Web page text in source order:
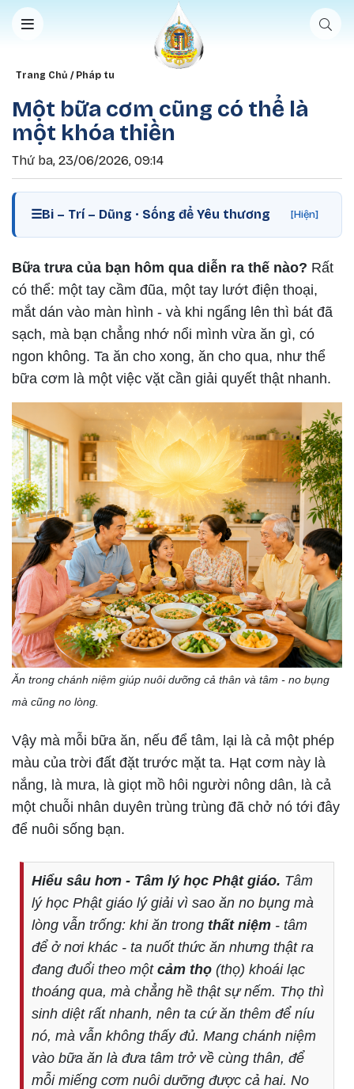
Nhảy đến nội dung
Breadcrumb
Trang Chủ Pháp tu
Một bữa cơm cũng có thể là
một khóa thiền
Thứ ba, 23/06/2026, 09:14
☰Bi – Trí – Dũng · Sống để Yêu thương [Hiện]
Bữa trưa của bạn hôm qua diễn ra thế nào? Rất
có thể: một tay cầm đũa, một tay lướt điện thoại,
mắt dán vào màn hình - và khi ngẩng lên thì bát đã
sạch, mà bạn chẳng nhớ nổi mình vừa ăn gì, có
ngon không. Ta ăn cho xong, ăn cho qua, như thể
bữa cơm là một việc vặt cần giải quyết thật nhanh.
Ăn trong chánh niệm giúp nuôi dưỡng cả thân và tâm - no bụng
mà cũng no lòng.
Vậy mà mỗi bữa ăn, nếu để tâm, lại là cả một phép
màu của trời đất đặt trước mặt ta. Hạt cơm này là
nắng, là mưa, là giọt mồ hôi người nông dân, là cả
một chuỗi nhân duyên trùng trùng đã chở nó tới đây
để nuôi sống bạn.
Hiểu sâu hơn - Tâm lý học Phật giáo. Tâm
lý học Phật giáo lý giải vì sao ăn no bụng mà
lòng vẫn trống: khi ăn trong thất niệm - tâm
để ở nơi khác - ta nuốt thức ăn nhưng thật ra
đang đuổi theo một cảm thọ (thọ) khoái lạc
thoáng qua, mà chẳng hề thật sự nếm. Thọ thì
sinh diệt rất nhanh, nên ta cứ ăn thêm để níu
nó, mà vẫn không thấy đủ. Mang chánh niệm
vào bữa ăn là đưa tâm trở về cùng thân, để
mỗi miếng cơm nuôi dưỡng được cả hai. No